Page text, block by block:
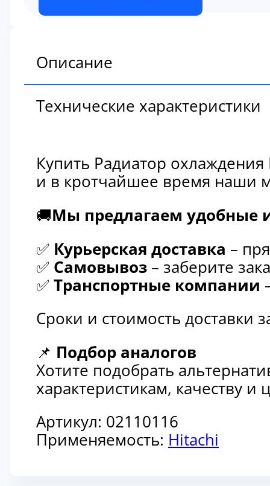
Описание
Технические характеристики
Купить Радиатор
и в кротчайшее время наши
🚚Мы предлагаем удобные
✅ Курьерская доставка –
✅ Самовывоз – заберите
✅ Транспортные компании
Сроки и стоимость доставки
📌 Подбор аналогов
Хотите подобрать
характеристикам, качеству
Артикул: 02110116
Применяемость: Hitachi